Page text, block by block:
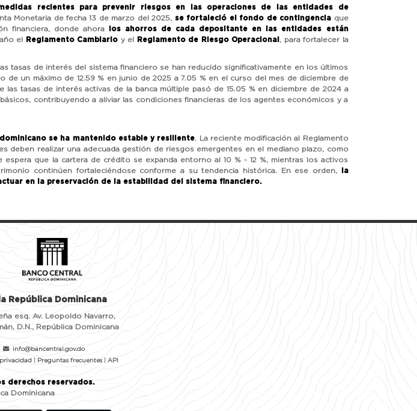
recientes para prevenir riesgos en las operaciones de las entidades de
Monetaria de fecha 13 de marzo del 2025, se fortaleció el fondo de contingencia que
financiera, donde ahora
los ahorros de cada depositante en las entidades están
el Reglamento Cambiario y el Reglamento de Riesgo Operacional , para fortalecer la
tasas de interés del sistema financiero se han reducido significativamente en los últimos
un máximo de 12.59 % en junio de 2025 a 7.05 % en el curso del mes de diciembre de
tasas de interés activas de la banca múltiple pasó de 15.05 % en diciembre de 2024 a
contribuyendo a aliviar las condiciones financieras de los agentes económicos y a
se ha mantenido estable y resiliente. La reciente modificación al Reglamento
deben realizar una adecuada gestión de riesgos emergentes en el mediano plazo, como
que la cartera de crédito se expanda entorno al 10 % - 12 %, mientras los activos
continúen fortaleciéndose conforme a su tendencia histórica. En ese orden,
la
en la preservación de la estabilidad del sistema financiero.
República Dominicana
esq. Av. Leopoldo Navarro,
D.N., República Dominicana
info@bancentral.gov.do
Preguntas frecuentes| API
derechos reservados.
Dominicana